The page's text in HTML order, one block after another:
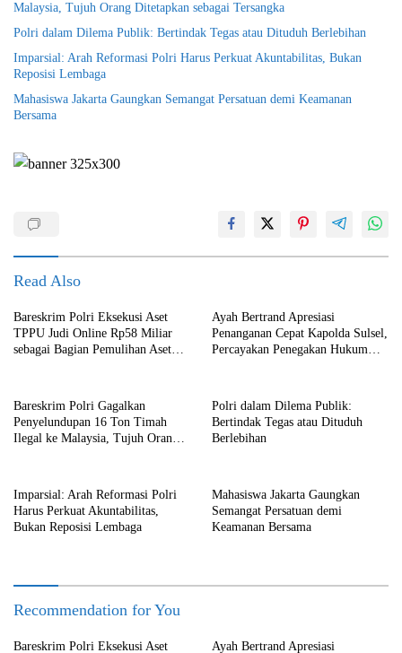
Malaysia, Tujuh Orang Ditetapkan sebagai Tersangka
Polri dalam Dilema Publik: Bertindak Tegas atau Dituduh Berlebihan
Imparsial: Arah Reformasi Polri Harus Perkuat Akuntabilitas, Bukan
Reposisi Lembaga
Mahasiswa Jakarta Gaungkan Semangat Persatuan demi Keamanan
Bersama
Read Also
Bareskrim Polri Eksekusi Aset
TPPU Judi Online Rp58 Miliar
sebagai Bagian Pemulihan Aset
Ayah Bertrand Apresiasi
Penanganan Cepat Kapolda Sulsel,
Percayakan Penegakan Hukum
Bareskrim Polri Gagalkan
Penyelundupan 16 Ton Timah
Ilegal ke Malaysia, Tujuh Orang
Polri dalam Dilema Publik:
Bertindak Tegas atau Dituduh
Berlebihan
Imparsial: Arah Reformasi Polri
Harus Perkuat Akuntabilitas,
Bukan Reposisi Lembaga
Mahasiswa Jakarta Gaungkan
Semangat Persatuan demi
Keamanan Bersama
Recommendation for You
Bareskrim Polri Eksekusi Aset Ayah Bertrand Apresiasi